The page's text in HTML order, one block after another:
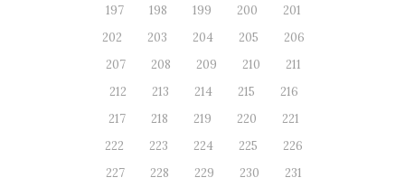
197
198 199 200
201
202
203 204 205
206
207
208 209 210
211
212
213 214 215
216
217
218 219 220
221
222
223 224 225
226
227
228 229 230
231